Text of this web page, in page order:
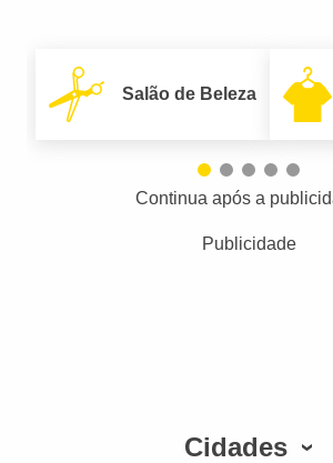
Salão de Beleza
Continua após a
Publicidade
Cidades